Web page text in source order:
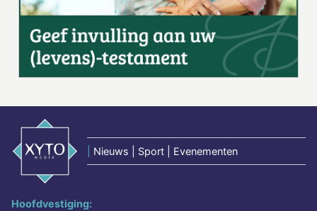
Nieuws | Sport | Evenementen
Hoofdvestiging: